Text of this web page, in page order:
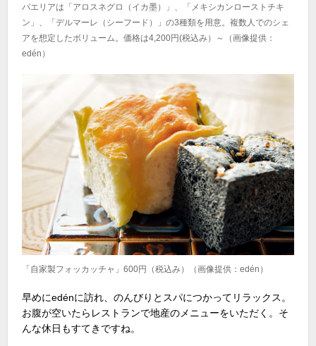
パエリアは「アロスネグロ（イカ墨）」、「メキシカンローストチキ
ン」、「デルマーレ（シーフード）」の3種類を用意。複数人でのシェ
アを想定したボリューム。価格は4,200円(税込み）～（画像提供：
edén）
「自家製フォッカッチャ」600円（税込み）（画像提供：edén）
早めにedénに訪れ、のんびりとスパにつかってリラックス。
お腹が空いたらレストランで地産のメニューをいただく。そ
んな休日もすてきですね。